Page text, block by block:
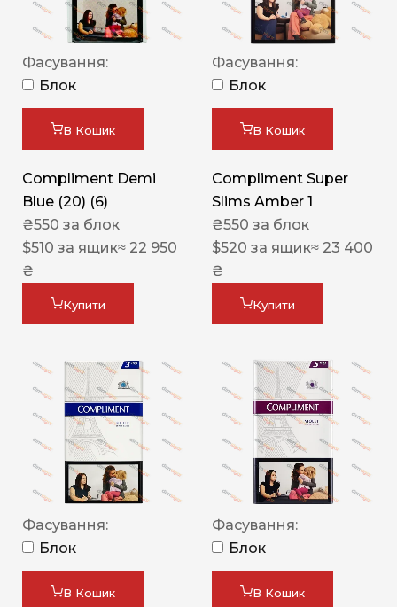
Фасування:
Блок
В Кошик
Compliment Demi
Blue (20) (6)
₴550 за блок
$510 за ящик≈ 22 950
₴
Купити
Фасування:
Блок
В Кошик
Compliment Super
Slims Amber 1
₴550 за блок
$520 за ящик≈ 23 400
₴
Купити
Фасування:
Блок
В Кошик
Фасування:
Блок
В Кошик